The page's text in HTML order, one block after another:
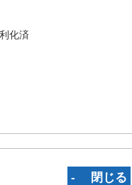
化済
‐ 閉じる